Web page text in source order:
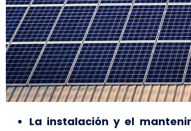
La instalación y el